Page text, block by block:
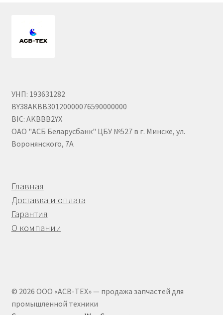
УНП: 193631282
BY38AKBB30120000076590000000
BIC: AKBBB2YX
ОАО "АСБ Беларусбанк" ЦБУ №527 в г. Минске, ул.
Воронянского, 7А
Главная
Доставка и оплата
Гарантия
О компании
© 2026 ООО «АСВ-ТЕХ» — продажа запчастей для
промышленной техники